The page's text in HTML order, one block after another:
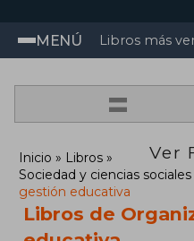
MENÚ Libros más
=
Ver
Inicio
Libros
Sociedad y ciencias sociales
gestión educativa
Libros de